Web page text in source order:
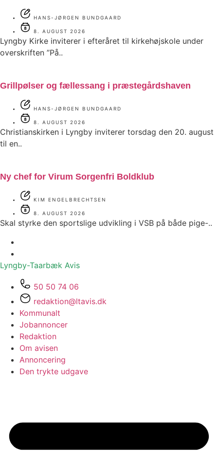
HANS-JØRGEN BUNDGAARD
8. AUGUST 2026
Lyngby Kirke inviterer i efteråret til kirkehøjskole under
overskriften ”På..
Grillpølser og fællessang i præstegårdshaven
HANS-JØRGEN BUNDGAARD
8. AUGUST 2026
Christianskirken i Lyngby inviterer torsdag den 20. august
til en..
Ny chef for Virum Sorgenfri Boldklub
KIM ENGELBRECHTSEN
8. AUGUST 2026
Skal styrke den sportslige udvikling i VSB på både pige-..
Lyngby-Taarbæk Avis
50 50 74 06
redaktion@ltavis.dk
Kommunalt
Jobannoncer
Redaktion
Om avisen
Annoncering
Den trykte udgave